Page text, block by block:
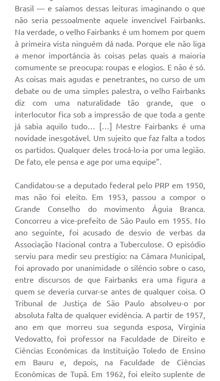
Brasil — e saíamos dessas leituras imaginando o que
não seria pessoalmente aquele invencível Fairbanks.
Na verdade, o velho Fairbanks é um homem por quem
à primeira vista ninguém dá nada. Porque ele não liga
a menor importância às coisas pelas quais a maioria
comumente se preocupa: roupas e elogios. E não é só.
As coisas mais agudas e penetrantes, no curso de um
debate ou de uma simples palestra, o velho Fairbanks
diz com uma naturalidade tão grande, que o
interlocutor fica sob a impressão de que toda a gente
já sabia aquilo tudo… […] Mestre Fairbanks é uma
novidade inesgotável. Um sujeito que faz falta a todos
os partidos. Qualquer deles trocá-lo-ia por uma legião.
De fato, ele pensa e age por uma equipe”.
Candidatou-se a deputado federal pelo PRP em 1950,
mas não foi eleito. Em 1953, passou a compor o
Grande Conselho do movimento Águia Branca.
Concorreu a vice-prefeito de São Paulo em 1955. No
ano seguinte, foi acusado de desvio de verbas da
Associação Nacional contra a Tuberculose. O episódio
serviu para medir seu prestígio: na Câmara Municipal,
foi aprovado por unanimidade o silêncio sobre o caso,
entre discursos de que Fairbanks era uma figura a
quem se deveria curvar-se antes de qualquer coisa. O
Tribunal de Justiça de São Paulo absolveu-o por
absoluta falta de qualquer evidência. A partir de 1957,
ano em que morreu sua segunda esposa, Virginia
Vedovatto, foi professor na Faculdade de Direito e
Ciências Econômicas da Instituição Toledo de Ensino
em Bauru e, depois, na Faculdade de Ciências
Econômicas de Tupã. Em 1962, foi eleito suplente de